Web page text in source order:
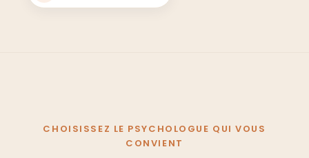
CHOISISSEZ LE PSYCHOLOGUE QUI VOUS
CONVIENT